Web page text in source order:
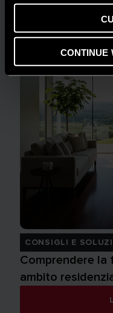
CONTINUE
CONSIGLI E
Comprendere la
ambito